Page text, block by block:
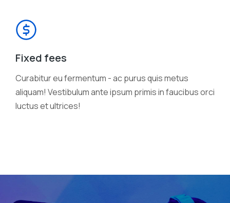
Fixed fees
Curabitur eu fermentum - ac purus quis metus
aliquam! Vestibulum ante ipsum primis in faucibus orci
luctus et ultrices!